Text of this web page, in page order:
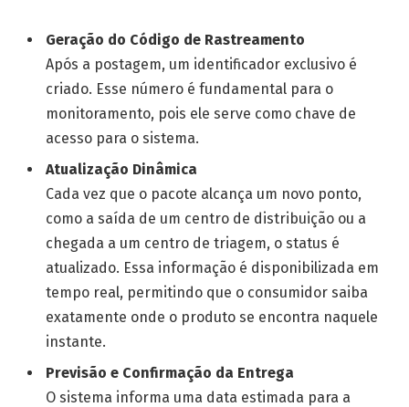
Geração do Código de Rastreamento
Após a postagem, um identificador exclusivo é
criado. Esse número é fundamental para o
monitoramento, pois ele serve como chave de
acesso para o sistema.
Atualização Dinâmica
Cada vez que o pacote alcança um novo ponto,
como a saída de um centro de distribuição ou a
chegada a um centro de triagem, o status é
atualizado. Essa informação é disponibilizada em
tempo real, permitindo que o consumidor saiba
exatamente onde o produto se encontra naquele
instante.
Previsão e Confirmação da Entrega
O sistema informa uma data estimada para a